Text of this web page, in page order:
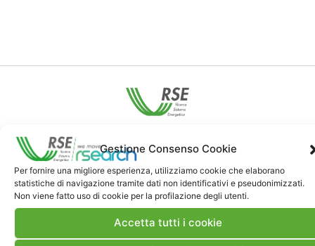
Gestione Consenso Cookie
Per fornire una migliore esperienza, utilizziamo cookie che elaborano
statistiche di navigazione tramite dati non identificativi e pseudonimizzati.
Non viene fatto uso di cookie per la profilazione degli utenti.
Accetta tutti i cookie
Note Legali
Dove siamo